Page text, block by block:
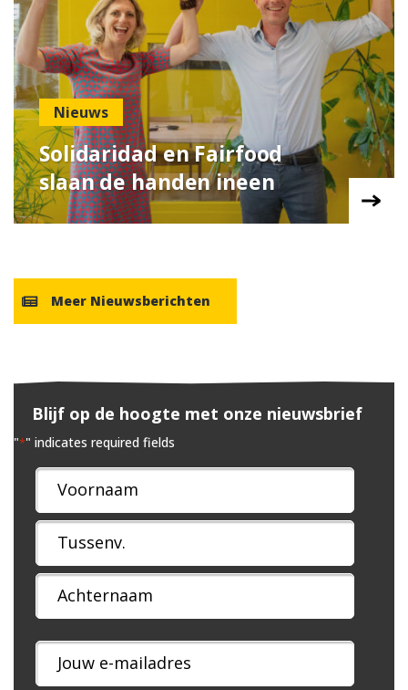
Nieuws
Solidaridad en Fairfood
slaan de handen ineen
Meer Nieuwsberichten
Blijf op de hoogte met onze nieuwsbrief
"*" indicates required fields
Naam
*